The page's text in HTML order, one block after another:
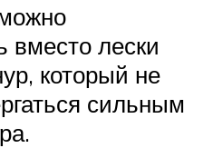
вместо лески
который не
сильным